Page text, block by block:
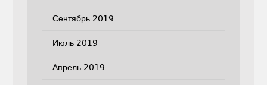
Сентябрь 2019
Июль 2019
Апрель 2019